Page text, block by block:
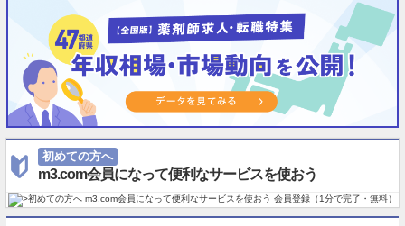
初めての方へ
m3.com会員になって便利なサービスを使おう